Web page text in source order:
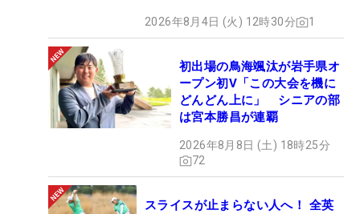
2026年8月4日 (火) 12時30分 1
初出場の鳥海颯汰が岩手県オ
ープン初V「この大会を機に
どんどん上に」 シニアの部
は宮本勝昌が連覇
2026年8月8日 (土) 18時25分
72
スライスが止まらない人へ！ 全英